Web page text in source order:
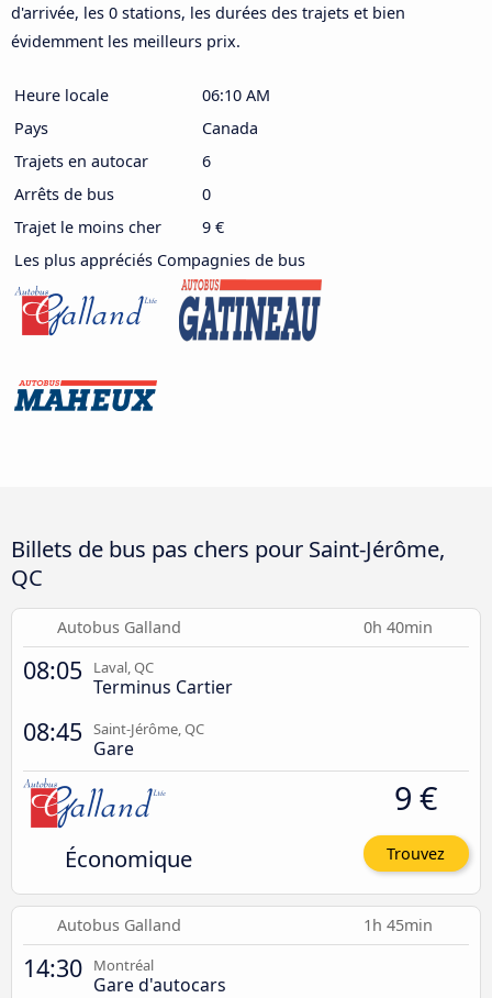
d'arrivée, les 0 stations, les durées des trajets et bien
évidemment les meilleurs prix.
Heure locale
06:10 AM
Pays
Canada
Trajets en autocar
6
Arrêts de bus
0
Trajet le moins cher
9 €
Les plus appréciés Compagnies de bus
Billets de bus pas chers pour Saint-Jérôme,
QC
Autobus Galland 0h 40min
08:05 Laval, QC
Terminus Cartier
08:45 Saint-Jérôme, QC
Gare
Économique
9 €
Trouvez
Autobus Galland 1h 45min
14:30 Montréal
Gare d'autocars